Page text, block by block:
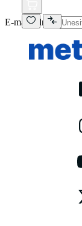
E-mail adresa